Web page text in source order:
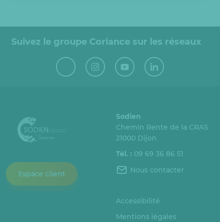
Suivez le groupe Coriance sur les réseaux
Espace client
Sodien
Chemin Rente de la CRAS
21000 Dijon
Tél. : 09 69 36 86 51
Nous contacter
Accessibilité
Mentions légales